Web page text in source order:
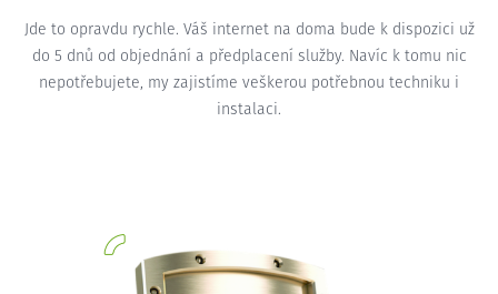
Jde to opravdu rychle. Váš internet na doma bude k dispozici už
do 5 dnů od objednání a předplacení služby. Navíc k tomu nic
nepotřebujete, my zajistíme veškerou potřebnou techniku i
instalaci.